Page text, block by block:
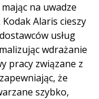
na uwadze
Alaris cieszy
usług
wdrażanie
pracy związane z
że
szybko,